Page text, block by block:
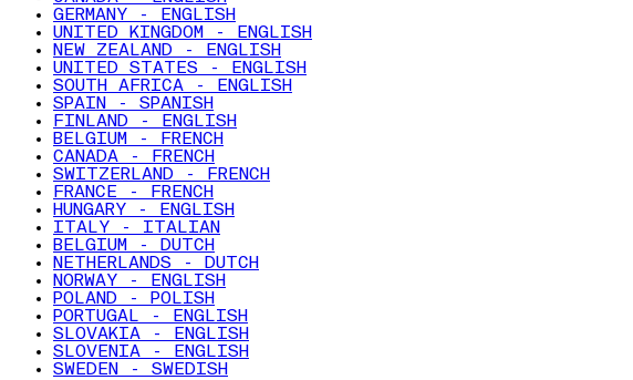
GERMANY - ENGLISH
UNITED KINGDOM - ENGLISH
NEW ZEALAND - ENGLISH
UNITED STATES - ENGLISH
SOUTH AFRICA - ENGLISH
SPAIN - SPANISH
FINLAND - ENGLISH
BELGIUM - FRENCH
CANADA - FRENCH
SWITZERLAND - FRENCH
FRANCE - FRENCH
HUNGARY - ENGLISH
ITALY - ITALIAN
BELGIUM - DUTCH
NETHERLANDS - DUTCH
NORWAY - ENGLISH
POLAND - POLISH
PORTUGAL - ENGLISH
SLOVAKIA - ENGLISH
SLOVENIA - ENGLISH
SWEDEN - SWEDISH